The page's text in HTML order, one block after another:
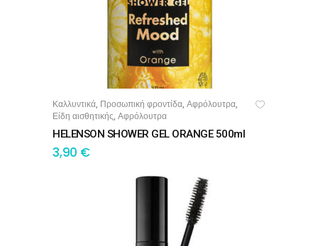
ΠΡΟΣΘΉΚΗ ΣΤΟ ΚΑΛΆΘΙ
Καλλυντικά, Προσωπική φροντίδα, Αφρόλουτρα,
Είδη αισθητικής, Αφρόλουτρα
HELENSON SHOWER GEL ORANGE 500ml
3,90 €